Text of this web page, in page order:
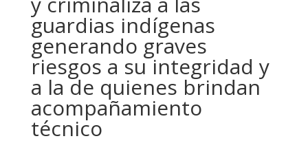
guardias indígenas
generando graves
riesgos a su integridad y
a la de quienes brindan
acompañamiento
técnico